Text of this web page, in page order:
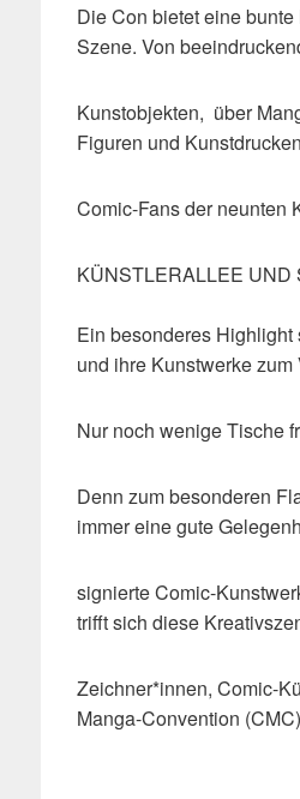
Die Con bietet eine
Szene. Von
Kunstobjekten, über
Figuren und
Comic-Fans der neunten
KÜNSTLERALLEE UND
Ein besonderes
und ihre Kunstwerke zum
Nur noch wenige Tische
Denn zum besonderen
immer eine gute
signierte Comic-
trifft sich diese
Zeichner*innen, Comic-
Manga-Convention